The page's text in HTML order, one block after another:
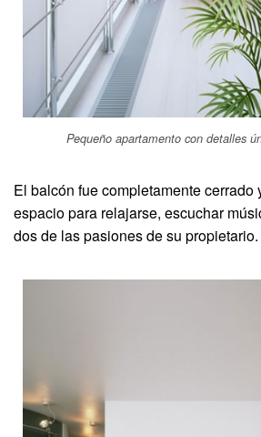
Pequeño apartamento con detalles
El balcón fue completamente cerrado
espacio para relajarse, escuchar
dos de las pasiones de su propietario.